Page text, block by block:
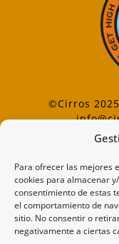
Para ofrecer las mejores
cookies para almacenar
consentimiento de estas
el comportamiento de
sitio. No consentir o
negativamente a ciertas
©Cirros